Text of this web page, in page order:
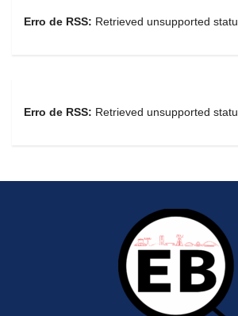
Erro de RSS: Retrieved unsupported
Erro de RSS: Retrieved unsupported